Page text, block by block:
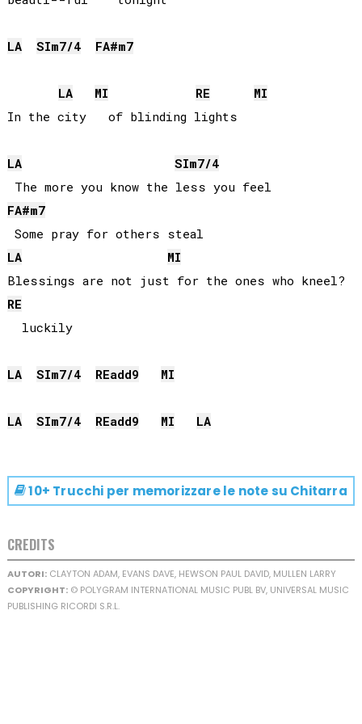
LA SIm7/4 FA#m7
LA MI RE
MI
In the city   of blinding lights
LA SIm7/4
FA#m7
LA
MI
RE
  luckily
LA SIm7/4 REadd9 MI
LA SIm7/4 REadd9 MI LA
10+ Trucchi per memorizzare le note su Chitarra
CREDITS
AUTORI:CLAYTON ADAM, EVANS DAVE, HEWSON PAUL DAVID, MULLEN LARRY
COPYRIGHT:© POLYGRAM INTERNATIONAL MUSIC PUBL BV, UNIVERSAL MUSIC
PUBLISHING RICORDI S.R.L.